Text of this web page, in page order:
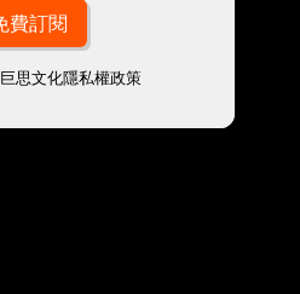
巨思文化隱私權政策